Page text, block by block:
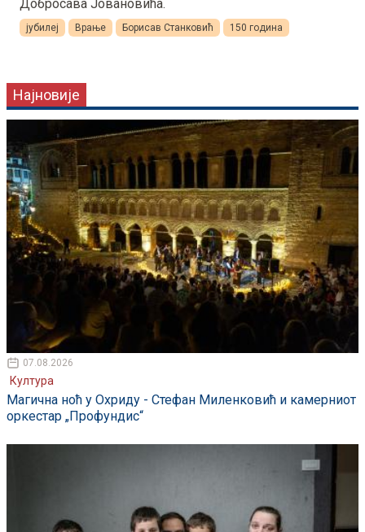
Добросава Јовановића.
јубилеј Врање Борисав Станковић 150 година
Најновије
07.08.2026
Култура
Магична ноћ у Охриду - Стефан Миленковић и камерниот
оркестар „Профундис“